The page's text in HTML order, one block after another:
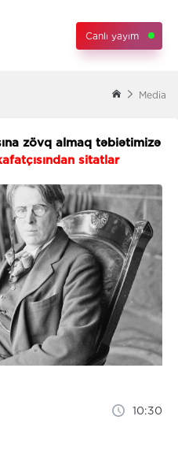
Canlı yayım
Media
zövq almaq təbiətimizə
sitatlar
10:30